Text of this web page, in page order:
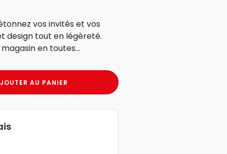
vos invités et vos
design tout en légèreté.
en toutes
AU PANIER